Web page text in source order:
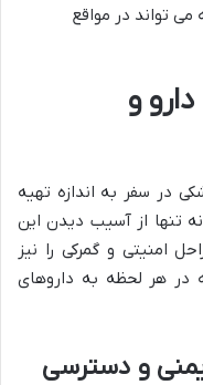
تواند در مواقع
و
در سفر به اندازه تهیه
تنها از آسیب دیدن این
امنیتی و گمرکی را نیز
هر لحظه به داروهای
و دسترسی